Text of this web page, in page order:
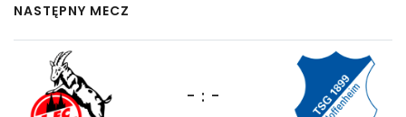
NASTĘPNY MECZ
- : -